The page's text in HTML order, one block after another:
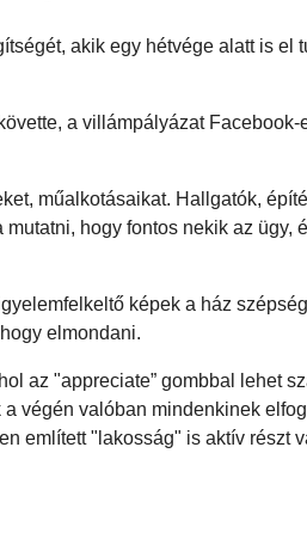
akik egy hétvége alatt is el
követte, a villámpályázat
műalkotásaikat. Hallgatók,
hogy fontos nekik az ügy,
képek a ház
elmondani.
az "appreciate” gombbal lehet
végén valóban mindenkinek
említett "lakosság" is aktív részt